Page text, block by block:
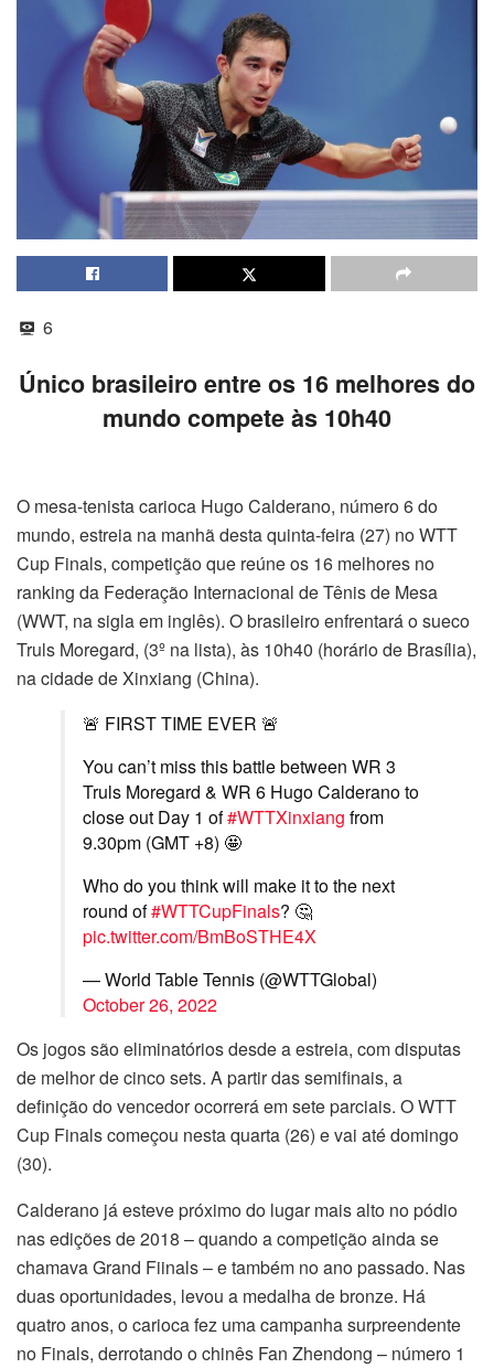
6
Único brasileiro entre os 16 melhores do
mundo compete às 10h40
O mesa-tenista carioca Hugo Calderano, número 6 do
mundo, estreia na manhã desta quinta-feira (27) no WTT
Cup Finals, competição que reúne os 16 melhores no
ranking da Federação Internacional de Tênis de Mesa
(WWT, na sigla em inglês). O brasileiro enfrentará o sueco
Truls Moregard, (3º na lista), às 10h40 (horário de Brasília),
na cidade de Xinxiang (China).
🚨 FIRST TIME EVER 🚨
You can’t miss this battle between WR 3
Truls Moregard & WR 6 Hugo Calderano to
close out Day 1 of#WTTXinxiang from
9.30pm (GMT +8) 🤩
Who do you think will make it to the next
round of#WTTCupFinals? 🤔
pic.twitter.com/BmBoSTHE4X
— World Table Tennis (@WTTGlobal)
October 26, 2022
Os jogos são eliminatórios desde a estreia, com disputas
de melhor de cinco sets. A partir das semifinais, a
definição do vencedor ocorrerá em sete parciais. O WTT
Cup Finals começou nesta quarta (26) e vai até domingo
(30).
Calderano já esteve próximo do lugar mais alto no pódio
nas edições de 2018 – quando a competição ainda se
chamava Grand Fiinals – e também no ano passado. Nas
duas oportunidades, levou a medalha de bronze. Há
quatro anos, o carioca fez uma campanha surpreendente
no Finals, derrotando o chinês Fan Zhendong – número 1